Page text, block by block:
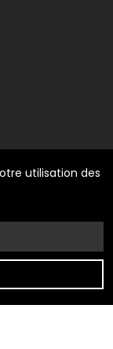
Réservés |
utilisation des